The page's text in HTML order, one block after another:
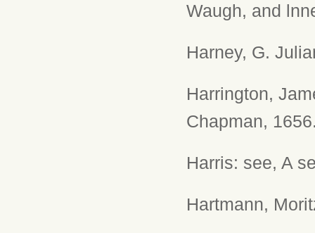
Waugh, and
Harney, G.
Harrington,
Chapman,
Harris: see, A
Hartmann,